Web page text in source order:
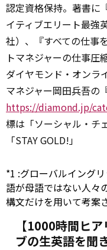
認定資格保持。著書に
イティブエリート最強
社）、『すべての仕事
トマネジャーの仕事圧
ダイヤモンド・オンラ
マネジャー岡田兵吾の
https://diamond.jp/
標は「ソーシャル・チ
「STAY GOLD!」
*1 :グローバルイング
語が母語ではない人々
構文だけを用いて考案
【1000時間ヒ
ブの生英語を聞